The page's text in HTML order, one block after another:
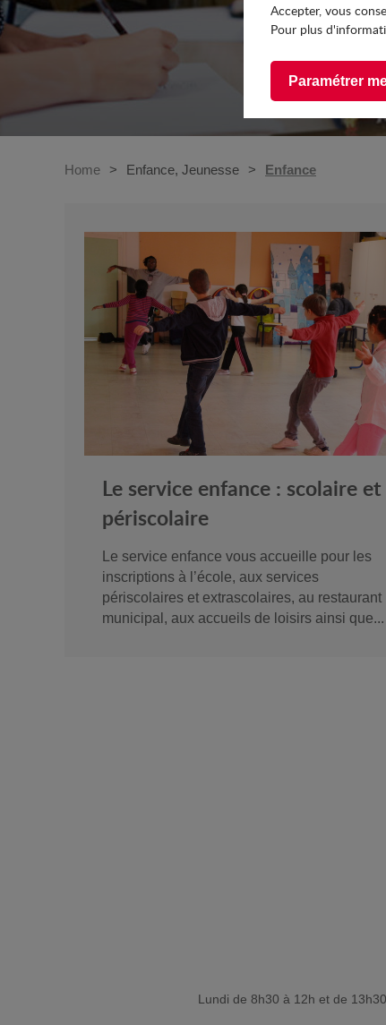
Accepter, vous
Pour plus
Paramétrer
Home Enfance, Jeunesse Enfance
Le service enfance : scolaire et
périscolaire
Le service enfance vous accueille pour les
inscriptions à l’école, aux services
périscolaires et extrascolaires, au restaurant
municipal, aux accueils de loisirs ainsi que...
Lundi de 8h30 à 12h et de